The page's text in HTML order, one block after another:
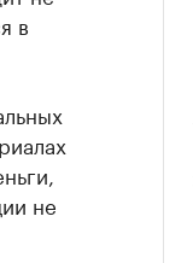
в
не